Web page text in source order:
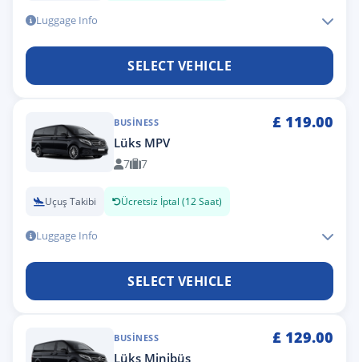
Luggage Info
SELECT VEHICLE
BUSINESS £ 119.00
Lüks MPV
7 7
Uçuş Takibi Ücretsiz İptal (12 Saat)
Luggage Info
SELECT VEHICLE
BUSINESS £ 129.00
Lüks Minibüs